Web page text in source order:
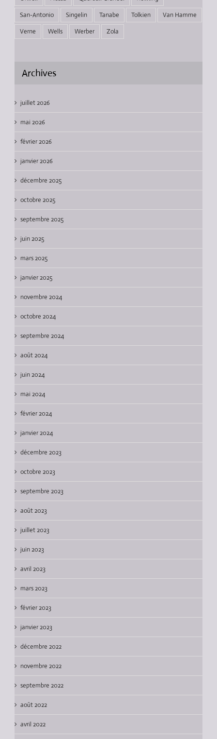
San-Antonio
Singelin Tanabe Tolkien
Van Hamme
Verne
Wells Werber Zola
Archives
juillet 2026
mai 2026
février 2026
janvier 2026
décembre 2025
octobre 2025
septembre 2025
juin 2025
mars 2025
janvier 2025
novembre 2024
octobre 2024
septembre 2024
août 2024
juin 2024
mai 2024
février 2024
janvier 2024
décembre 2023
octobre 2023
septembre 2023
août 2023
juillet 2023
juin 2023
avril 2023
mars 2023
février 2023
janvier 2023
décembre 2022
novembre 2022
septembre 2022
août 2022
avril 2022